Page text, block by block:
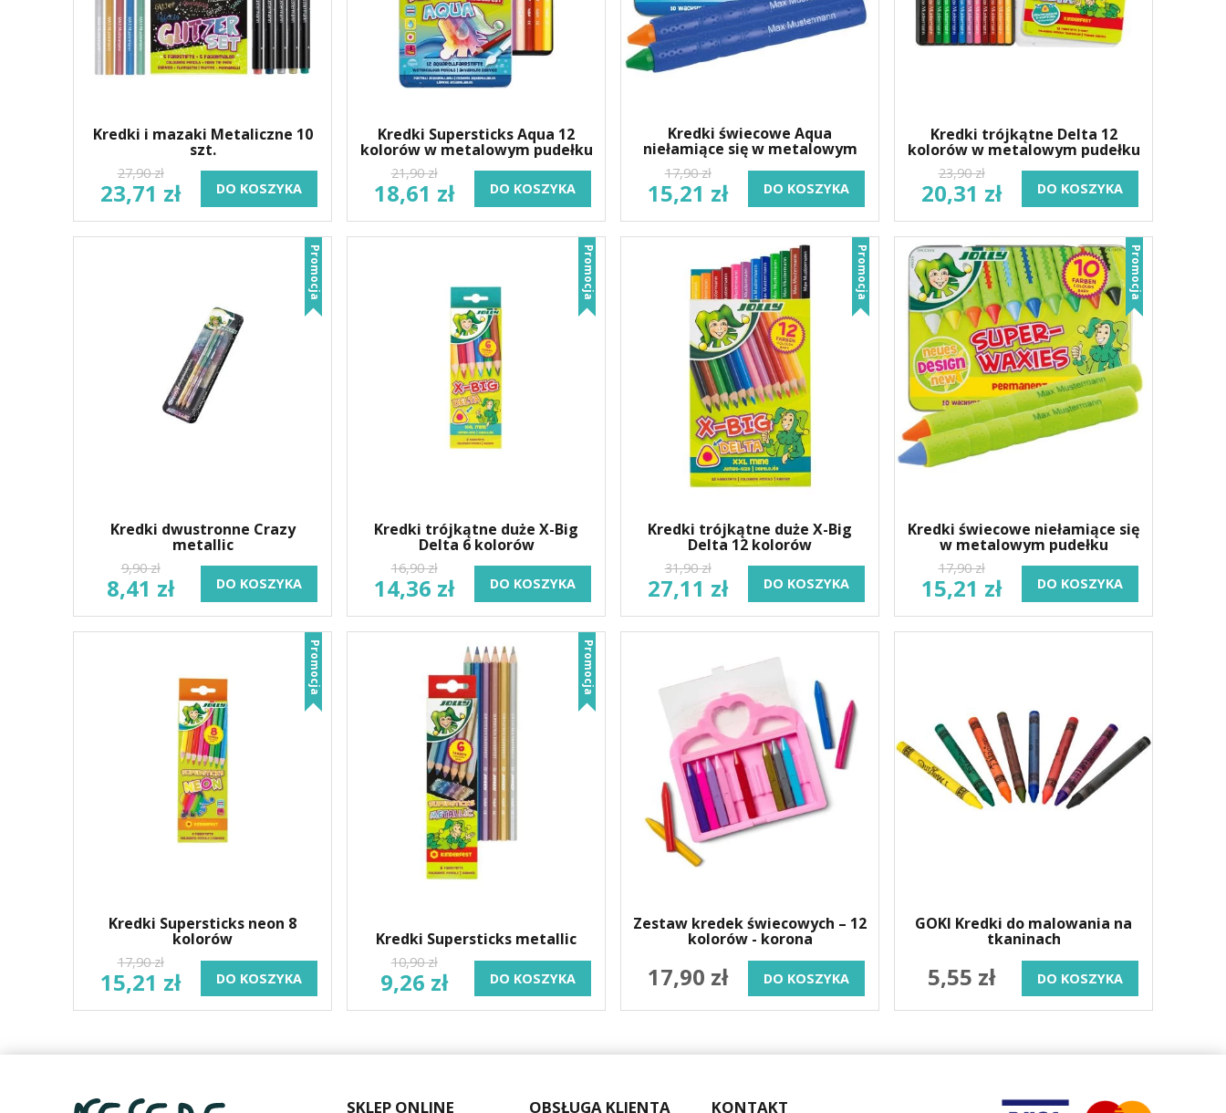
Kredki i mazaki Metaliczne 10
szt.
27,90 zł
23,71 zł DO KOSZYKA
Kredki Supersticks Aqua 12
kolorów w metalowym pudełku
21,90 zł
18,61 zł DO KOSZYKA
Kredki świecowe Aqua
niełamiące się w metalowym
pudełku
17,90 zł
15,21 zł DO KOSZYKA
Kredki trójkątne Delta 12
kolorów w metalowym pudełku
23,90 zł
20,31 zł DO KOSZYKA
Kredki dwustronne Crazy
metallic
9,90 zł
8,41 zł
Promocja
DO KOSZYKA
Kredki trójkątne duże X-Big
Delta 6 kolorów
16,90 zł
14,36 zł
Promocja
DO KOSZYKA
Kredki trójkątne duże X-Big
Delta 12 kolorów
31,90 zł
27,11 zł
Promocja
DO KOSZYKA
Kredki świecowe niełamiące się
w metalowym pudełku
17,90 zł
15,21 zł
Promocja
DO KOSZYKA
Kredki Supersticks neon 8
kolorów
17,90 zł
15,21 zł
Promocja
DO KOSZYKA
Kredki Supersticks metallic
10,90 zł
9,26 zł
Promocja
DO KOSZYKA
Zestaw kredek świecowych – 12
kolorów - korona
17,90 zł DO KOSZYKA
GOKI Kredki do malowania na
tkaninach
5,55 zł DO KOSZYKA
SKLEP ONLINE OBSŁUGA KLIENTA KONTAKT